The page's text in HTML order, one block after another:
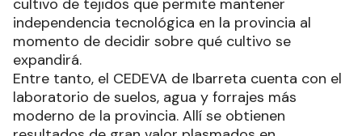
independencia tecnológica en la provincia al
momento de decidir sobre qué cultivo se
expandirá.
Entre tanto, el CEDEVA de Ibarreta cuenta con el
laboratorio de suelos, agua y forrajes más
moderno de la provincia. Allí se obtienen